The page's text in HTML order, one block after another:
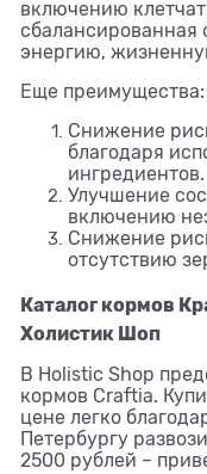
включению
энергию,
Еще преимущества:
Снижение
благодаря
ингредиентов.
Улучшение
включению
Снижение
отсутствию
Каталог кормов
Холистик Шоп
В Holistic Shop
кормов Craftia.
цене легко
Петербургу
2500 рублей –